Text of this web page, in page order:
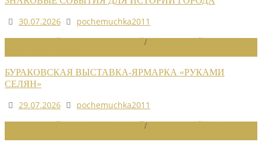
30.07.2026
pochemuchka2011
/
БУРАКОВСКАЯ ВЫСТАВКА-ЯРМАРКА «РУКАМИ
СЕЛЯН»
29.07.2026
pochemuchka2011
/